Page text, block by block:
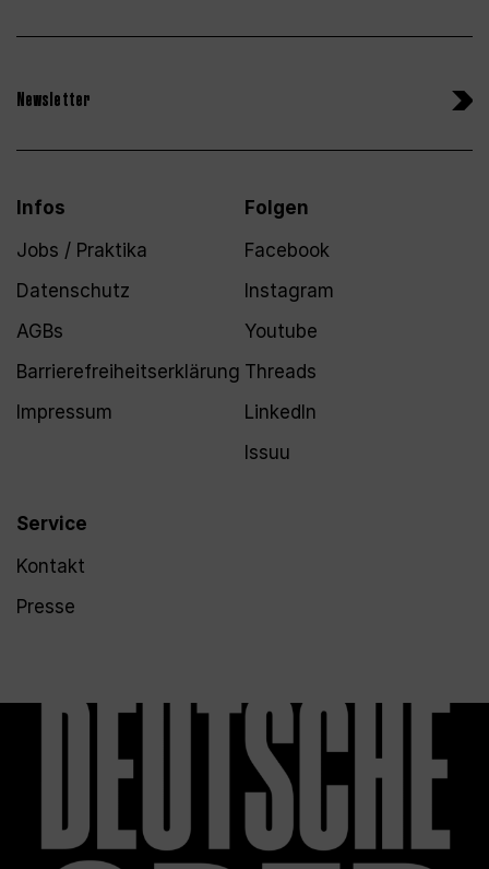
Newsletter
Infos
Jobs / Praktika
Datenschutz
AGBs
Barrierefreiheitserklärung
Impressum
Service
Kontakt
Presse
Folgen
Facebook
Instagram
Youtube
Threads
LinkedIn
Issuu